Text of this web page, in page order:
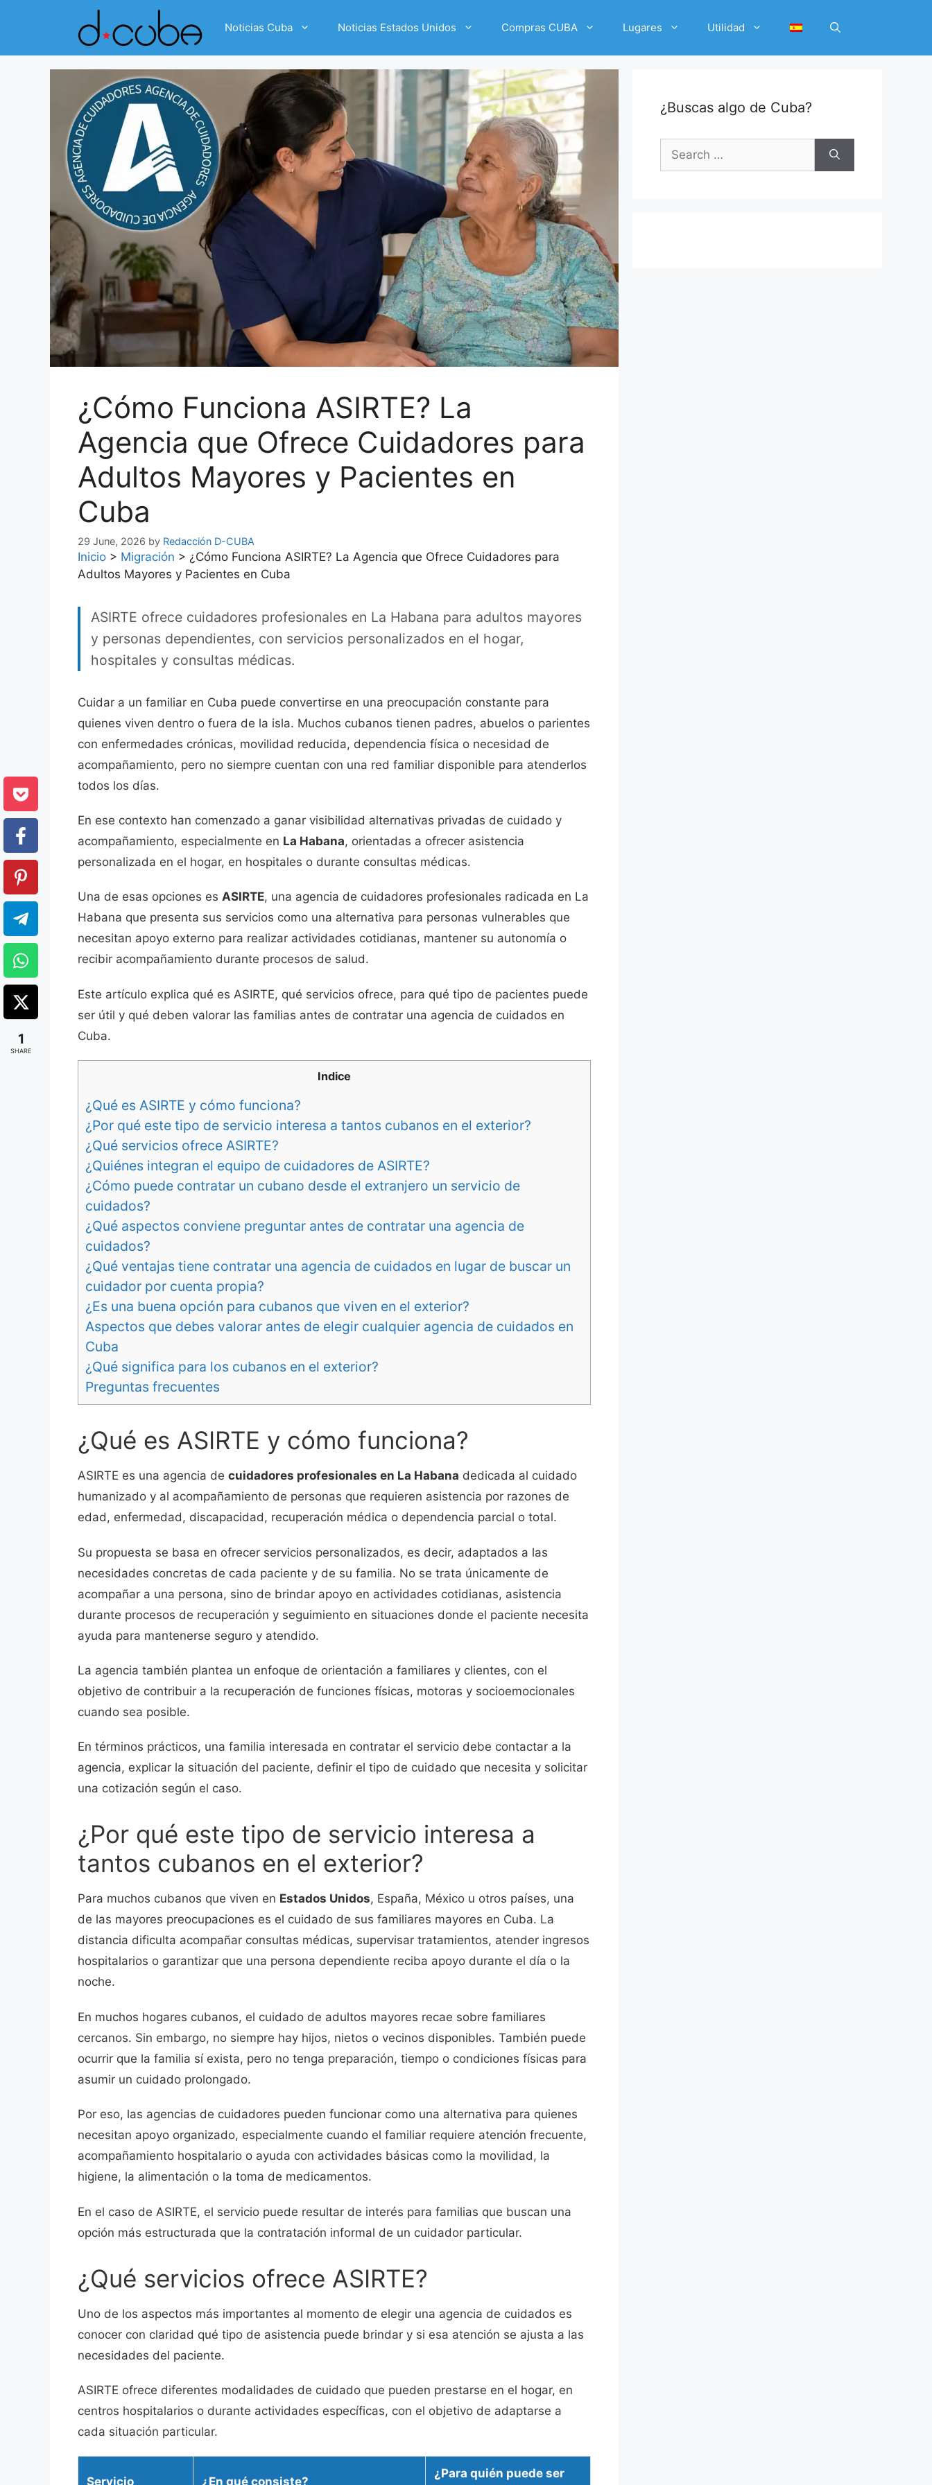
Noticias Cuba Noticias Estados Unidos Compras CUBA Lugares Utilidad
¿Cómo Funciona ASIRTE? La
Agencia que Ofrece Cuidadores para
Adultos Mayores y Pacientes en
Cuba
29 June, 2026 by Redacción D-CUBA
Inicio > Migración > ¿Cómo Funciona ASIRTE? La Agencia que Ofrece Cuidadores para
Adultos Mayores y Pacientes en Cuba
ASIRTE ofrece cuidadores profesionales en La Habana para adultos mayores
y personas dependientes, con servicios personalizados en el hogar,
hospitales y consultas médicas.
Cuidar a un familiar en Cuba puede convertirse en una preocupación constante para
quienes viven dentro o fuera de la isla. Muchos cubanos tienen padres, abuelos o parientes
con enfermedades crónicas, movilidad reducida, dependencia física o necesidad de
acompañamiento, pero no siempre cuentan con una red familiar disponible para atenderlos
todos los días.
En ese contexto han comenzado a ganar visibilidad alternativas privadas de cuidado y
acompañamiento, especialmente en La Habana, orientadas a ofrecer asistencia
personalizada en el hogar, en hospitales o durante consultas médicas.
Una de esas opciones es ASIRTE, una agencia de cuidadores profesionales radicada en La
Habana que presenta sus servicios como una alternativa para personas vulnerables que
necesitan apoyo externo para realizar actividades cotidianas, mantener su autonomía o
recibir acompañamiento durante procesos de salud.
Este artículo explica qué es ASIRTE, qué servicios ofrece, para qué tipo de pacientes puede
ser útil y qué deben valorar las familias antes de contratar una agencia de cuidados en
Cuba.
Indice
¿Qué es ASIRTE y cómo funciona?
¿Por qué este tipo de servicio interesa a tantos cubanos en el exterior?
¿Qué servicios ofrece ASIRTE?
¿Quiénes integran el equipo de cuidadores de ASIRTE?
¿Cómo puede contratar un cubano desde el extranjero un servicio de
cuidados?
¿Qué aspectos conviene preguntar antes de contratar una agencia de
cuidados?
¿Qué ventajas tiene contratar una agencia de cuidados en lugar de buscar un
cuidador por cuenta propia?
¿Es una buena opción para cubanos que viven en el exterior?
Aspectos que debes valorar antes de elegir cualquier agencia de cuidados en
Cuba
¿Qué significa para los cubanos en el exterior?
Preguntas frecuentes
¿Qué es ASIRTE y cómo funciona?
ASIRTE es una agencia de cuidadores profesionales en La Habana dedicada al cuidado
humanizado y al acompañamiento de personas que requieren asistencia por razones de
edad, enfermedad, discapacidad, recuperación médica o dependencia parcial o total.
Su propuesta se basa en ofrecer servicios personalizados, es decir, adaptados a las
necesidades concretas de cada paciente y de su familia. No se trata únicamente de
acompañar a una persona, sino de brindar apoyo en actividades cotidianas, asistencia
durante procesos de recuperación y seguimiento en situaciones donde el paciente necesita
ayuda para mantenerse seguro y atendido.
La agencia también plantea un enfoque de orientación a familiares y clientes, con el
objetivo de contribuir a la recuperación de funciones físicas, motoras y socioemocionales
cuando sea posible.
En términos prácticos, una familia interesada en contratar el servicio debe contactar a la
agencia, explicar la situación del paciente, definir el tipo de cuidado que necesita y solicitar
una cotización según el caso.
¿Por qué este tipo de servicio interesa a
tantos cubanos en el exterior?
Para muchos cubanos que viven en Estados Unidos, España, México u otros países, una
de las mayores preocupaciones es el cuidado de sus familiares mayores en Cuba. La
distancia dificulta acompañar consultas médicas, supervisar tratamientos, atender ingresos
hospitalarios o garantizar que una persona dependiente reciba apoyo durante el día o la
noche.
En muchos hogares cubanos, el cuidado de adultos mayores recae sobre familiares
cercanos. Sin embargo, no siempre hay hijos, nietos o vecinos disponibles. También puede
ocurrir que la familia sí exista, pero no tenga preparación, tiempo o condiciones físicas para
asumir un cuidado prolongado.
Por eso, las agencias de cuidadores pueden funcionar como una alternativa para quienes
necesitan apoyo organizado, especialmente cuando el familiar requiere atención frecuente,
acompañamiento hospitalario o ayuda con actividades básicas como la movilidad, la
higiene, la alimentación o la toma de medicamentos.
En el caso de ASIRTE, el servicio puede resultar de interés para familias que buscan una
opción más estructurada que la contratación informal de un cuidador particular.
¿Qué servicios ofrece ASIRTE?
Uno de los aspectos más importantes al momento de elegir una agencia de cuidados es
conocer con claridad qué tipo de asistencia puede brindar y si esa atención se ajusta a las
necesidades del paciente.
ASIRTE ofrece diferentes modalidades de cuidado que pueden prestarse en el hogar, en
centros hospitalarios o durante actividades específicas, con el objetivo de adaptarse a
cada situación particular.
Servicio ¿En qué consiste?
¿Para quién puede ser
¿Buscas algo de Cuba?
Search
for:
1
SHARE